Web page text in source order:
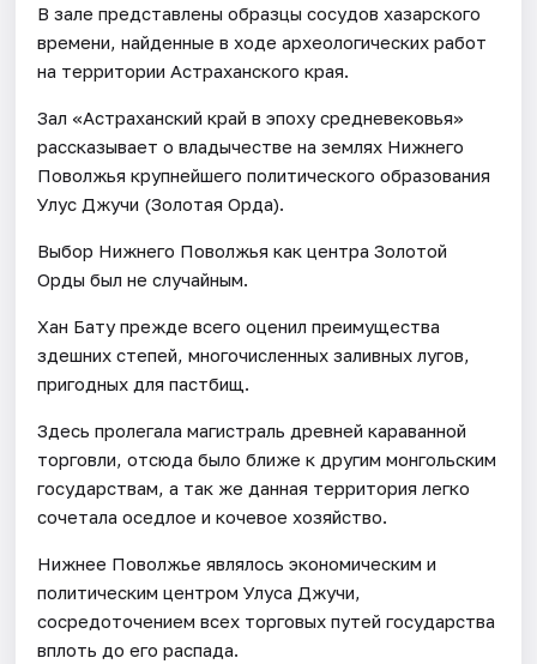
В зале представлены образцы сосудов хазарского
времени, найденные в ходе археологических работ
на территории Астраханского края.
Зал «Астраханский край в эпоху средневековья»
рассказывает о владычестве на землях Нижнего
Поволжья крупнейшего политического образования
Улус Джучи (Золотая Орда).
Выбор Нижнего Поволжья как центра Золотой
Орды был не случайным.
Хан Бату прежде всего оценил преимущества
здешних степей, многочисленных заливных лугов,
пригодных для пастбищ.
Здесь пролегала магистраль древней караванной
торговли, отсюда было ближе к другим монгольским
государствам, а так же данная территория легко
сочетала оседлое и кочевое хозяйство.
Нижнее Поволжье являлось экономическим и
политическим центром Улуса Джучи,
сосредоточением всех торговых путей государства
вплоть до его распада.